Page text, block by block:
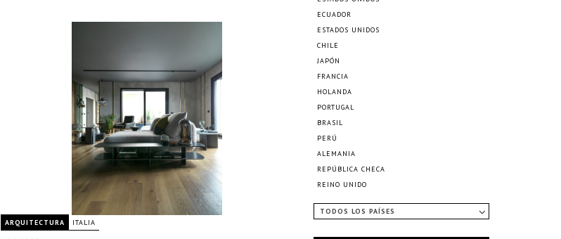
ARQUITECTURA ITALIA
ECUADOR
ESTADOS UNIDOS
CHILE
JAPÓN
FRANCIA
HOLANDA
PORTUGAL
BRASIL
PERÚ
ALEMANIA
REPÚBLICA CHECA
REINO UNIDO
TODOS LOS PAÍSES